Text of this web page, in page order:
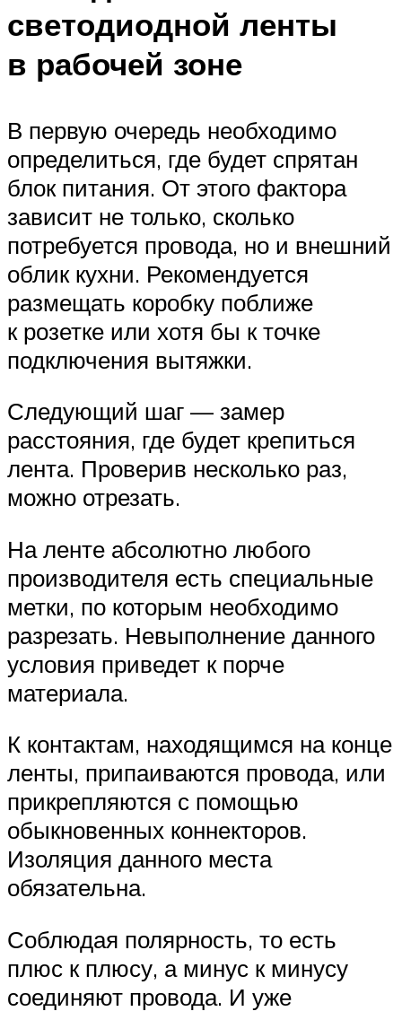
светодиодной ленты
в рабочей зоне
В первую очередь необходимо
определиться, где будет спрятан
блок питания. От этого фактора
зависит не только, сколько
потребуется провода, но и внешний
облик кухни. Рекомендуется
размещать коробку поближе
к розетке или хотя бы к точке
подключения вытяжки.
Следующий шаг — замер
расстояния, где будет крепиться
лента. Проверив несколько раз,
можно отрезать.
На ленте абсолютно любого
производителя есть специальные
метки, по которым необходимо
разрезать. Невыполнение данного
условия приведет к порче
материала.
К контактам, находящимся на конце
ленты, припаиваются провода, или
прикрепляются с помощью
обыкновенных коннекторов.
Изоляция данного места
обязательна.
Соблюдая полярность, то есть
плюс к плюсу, а минус к минусу
соединяют провода. И уже